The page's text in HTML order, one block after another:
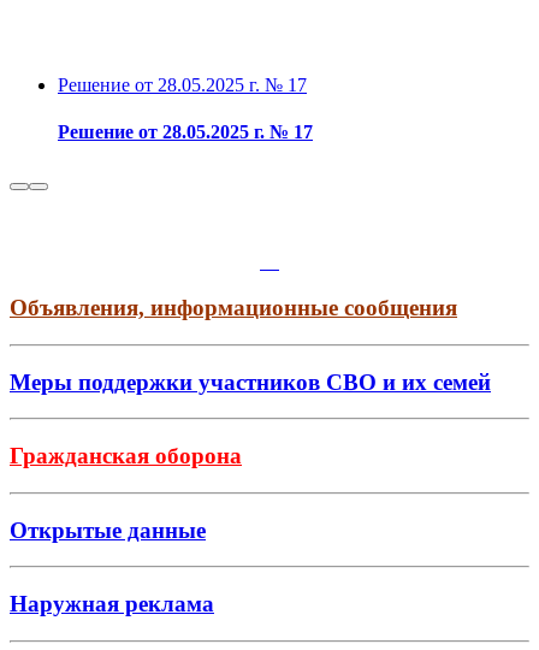
Решение от 28.05.2025 г. № 17
Решение от 28.05.2025 г. № 17
Объявления, информационные сообщения
Меры поддержки участников СВО и их семей
Гражданская оборона
Открытые данные
Наружная реклама